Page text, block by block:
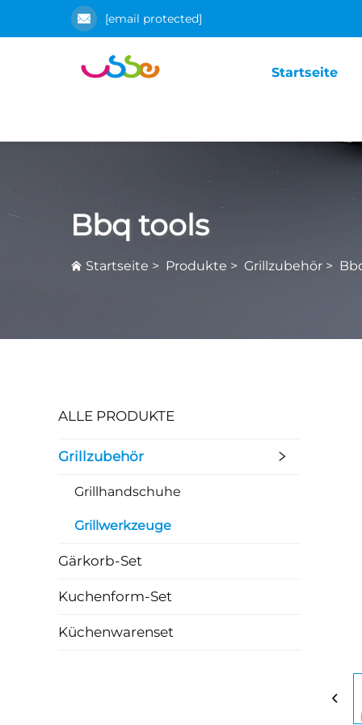
[email protected]
Startseite
Bbq tools
Startseite > Produkte > Grillzubehör >
ALLE PRODUKTE
Grillzubehör
Grillhandschuhe
Grillwerkzeuge
Gärkorb-Set
Kuchenform-Set
Küchenwarenset